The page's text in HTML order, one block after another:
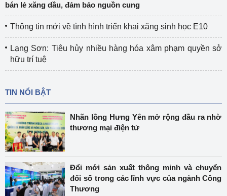
bán lẻ xăng dầu, đảm bảo nguồn cung
Thông tin mới về tình hình triển khai xăng sinh học E10
Lạng Sơn: Tiêu hủy nhiều hàng hóa xâm phạm quyền sở
hữu trí tuệ
TIN NỔI BẬT
Nhãn lồng Hưng Yên mở rộng đầu ra nhờ
thương mại điện tử
Đổi mới sản xuất thông minh và chuyển
đổi số trong các lĩnh vực của ngành Công
Thương